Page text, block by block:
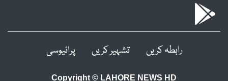
رابطہ کریں تشہیر کریں پرائیوسی
Copyright © LAHORE NEWS HD